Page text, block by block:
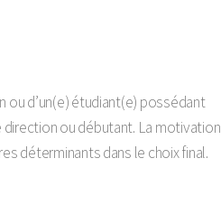
ou d’un(e) étudiant(e) possédant
direction ou débutant. La motivation
déterminants dans le choix final.